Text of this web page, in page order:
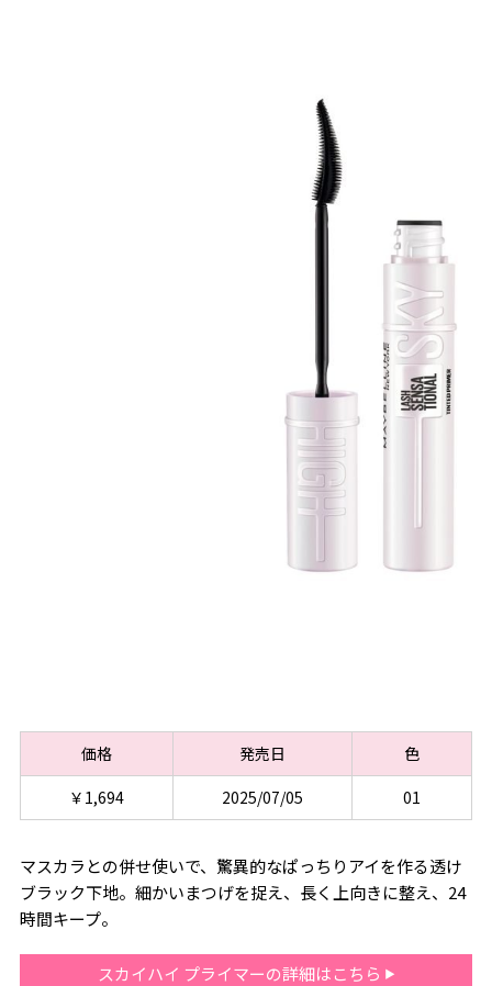
価格 発売日
色
￥1,694
2025/07/05 01
マスカラとの併せ使いで、驚異的なぱっちりアイを作る透け
ブラック下地。細かいまつげを捉え、長く上向きに整え、24
時間キープ。
スカイハイ プライマーの詳細はこちら